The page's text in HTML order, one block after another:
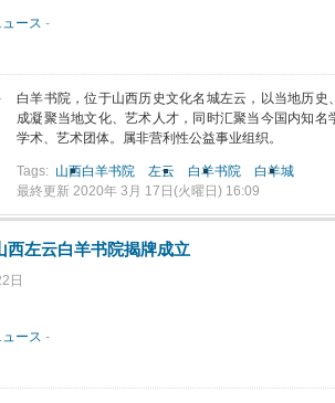
ュース -
白羊书院，位于山西历史文化名城左云，以当地历
成凝聚当地文化、艺术人才，同时汇聚当今国内知
学术、艺术团体。属非营利性公益事业组织。
Tags: 山西白羊书院 左云 白羊书院
白羊城
最終更新 2020年 3月 17日(火曜日) 16:09
西左云白羊书院揭牌成立
日
ュース -